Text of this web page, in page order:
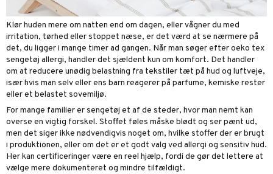
Klør huden mere om natten end om dagen, eller vågner du med
irritation, tørhed eller stoppet næse, er det værd at se nærmere på
det, du ligger i mange timer ad gangen. Når man søger efter oeko tex
sengetøj allergi, handler det sjældent kun om komfort. Det handler
om at reducere unødig belastning fra tekstiler tæt på hud og luftveje,
især hvis man selv eller ens barn reagerer på parfume, kemiske rester
eller et belastet sovemiljø.
For mange familier er sengetøj et af de steder, hvor man nemt kan
overse en vigtig forskel. Stoffet føles måske blødt og ser pænt ud,
men det siger ikke nødvendigvis noget om, hvilke stoffer der er brugt
i produktionen, eller om det er et godt valg ved allergi og sensitiv hud.
Her kan certificeringer være en reel hjælp, fordi de gør det lettere at
vælge mere dokumenteret og mindre tilfældigt.